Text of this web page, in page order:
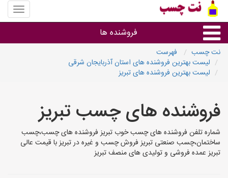
منوی
سایت
چسب
فروشنده ها
گروه ها
نت چسب
فهرست
لیست بهترین فروشنده های استان آذربایجان شرقی
لیست بهترین فروشنده های تبریز
فروشنده های چسب تبریز
شماره تلفن فروشنده های چسب خوب تبریز فروشنده های چسب،چسب
ساختمان،چسب صنعتی تبریز فروش چسب و غیره در تبریز با قیمت عالی
تبریز عمده فروشی و تولیدی های منصف تبریز